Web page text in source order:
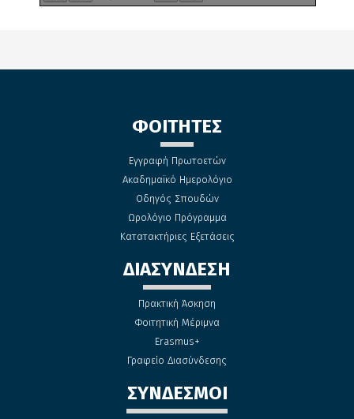
ΦΟΙΤΗΤΕΣ
Εγγραφή Πρωτοετών
Ακαδημαϊκό Ημερολόγιο
Οδηγός Σπουδών
Ωρολόγιο Πρόγραμμα
Κατατακτήριες Εξετάσεις
ΔΙΑΣΥΝΔΕΣΗ
Πρακτική Άσκηση
Φοιτητική Μέριμνα
Erasmus+
Γραφείο Διασύνδεσης
ΣΥΝΔΕΣΜΟΙ